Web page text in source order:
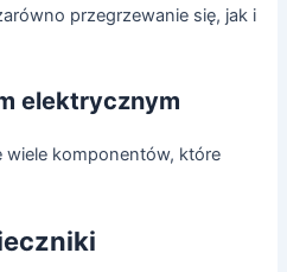
przegrzewanie się, jak i
elektrycznym
wiele komponentów, które